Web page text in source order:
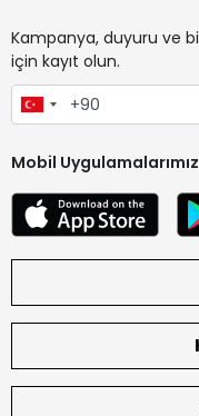
Kampanya, duyuru ve
için kayıt olun.
Mobil Uygulamalarımız